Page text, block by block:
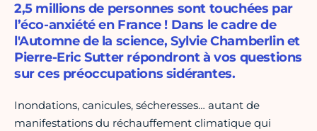
2,5 millions de personnes sont touchées par
l’éco-anxiété en France ! Dans le cadre de
l'Automne de la science, Sylvie Chamberlin et
Pierre-Eric Sutter répondront à vos questions
sur ces préoccupations sidérantes.
Inondations, canicules, sécheresses… autant de
manifestations du réchauffement climatique qui